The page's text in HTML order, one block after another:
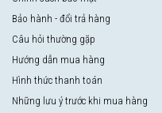
Bảo hành - đổi trả hàng
Câu hỏi thường gặp
Hướng dẫn mua hàng
Hình thức thanh toán
Những lưu ý trước khi mua hàng